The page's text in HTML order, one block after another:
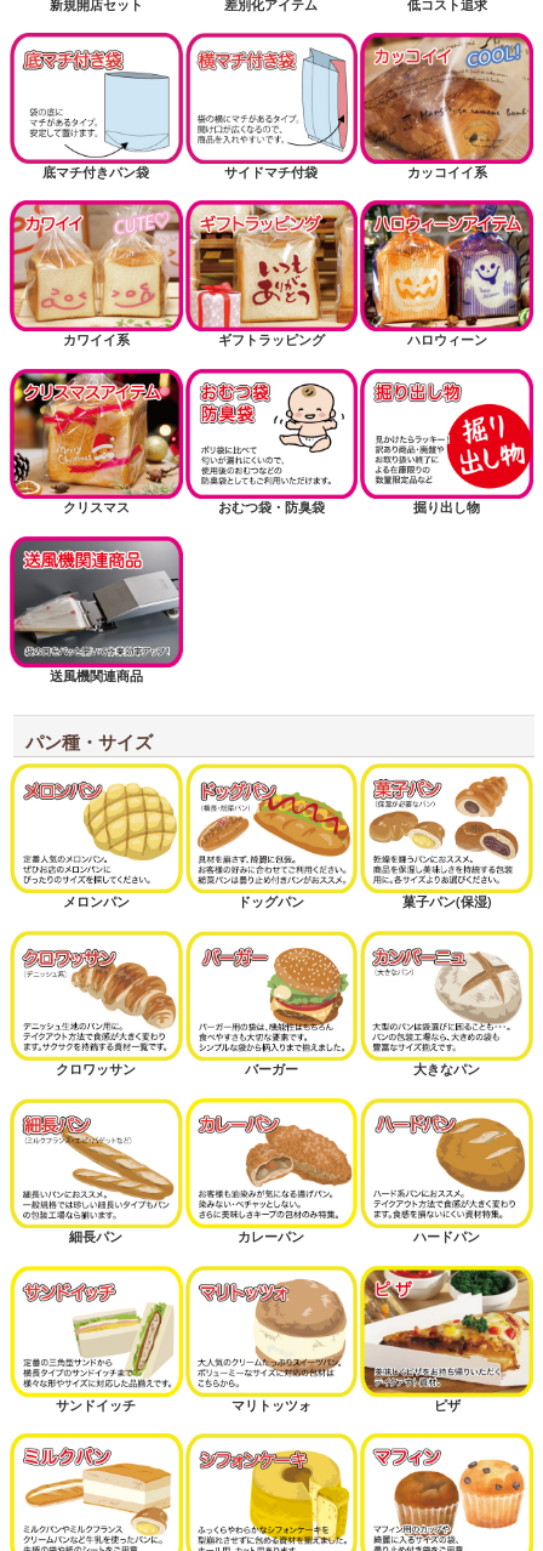
新規開店セット 差別化アイテム 低コスト追求
底マチ付きパン袋 サイドマチ付袋 カッコイイ系
カワイイ系 ギフトラッピング ハロウィーン
クリスマス おむつ袋・防臭袋 掘り出し物
送風機関連商品
パン種・サイズ
メロンパン ドッグパン 菓子パン(保湿)
クロワッサン バーガー 大きなパン
細長パン カレーパン ハードパン
サンドイッチ マリトッツォ ピザ